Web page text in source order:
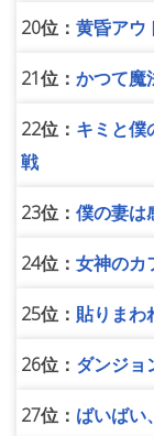
20位： 黄昏アウ
21位： かつて魔
22位： キミと僕
戦
23位： 僕の妻は
24位： 女神のカ
25位： 貼りまわ
26位： ダンジョ
27位： ばいばい